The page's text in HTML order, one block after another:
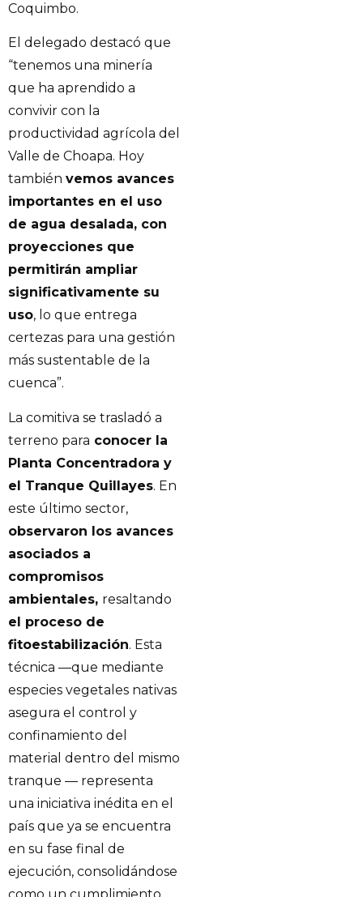
Coquimbo.
El delegado destacó que
“tenemos una minería
que ha aprendido a
convivir con la
productividad agrícola del
Valle de Choapa. Hoy
también vemos avances
importantes en el uso
de agua desalada, con
proyecciones que
permitirán ampliar
significativamente su
uso, lo que entrega
certezas para una gestión
más sustentable de la
cuenca”.
La comitiva se trasladó a
terreno para conocer la
Planta Concentradora y
el Tranque Quillayes. En
este último sector,
observaron los avances
asociados a
compromisos
ambientales, resaltando
el proceso de
fitoestabilización. Esta
técnica —que mediante
especies vegetales nativas
asegura el control y
confinamiento del
material dentro del mismo
tranque — representa
una iniciativa inédita en el
país que ya se encuentra
en su fase final de
ejecución, consolidándose